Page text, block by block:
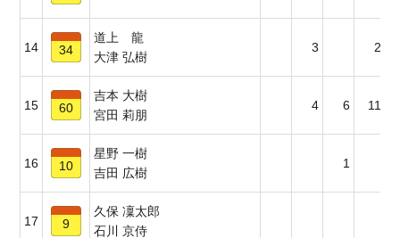
14 34
道上 龍
大津 弘樹
3 2
15 60
吉本 大樹
宮田 莉朋
4 6 11
16 10
星野 一樹
吉田 広樹
1
17 9
久保 凜太郎
石川 京侍